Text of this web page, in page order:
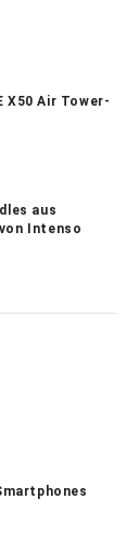
Air Tower-
aus
Intenso